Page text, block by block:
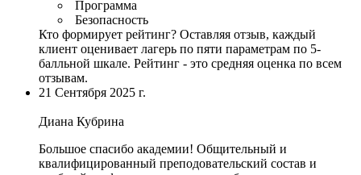
Программа
Безопасность
Кто формирует рейтинг? Оставляя отзыв, каждый
клиент оценивает лагерь по пяти параметрам по 5-
балльной шкале. Рейтинг - это средняя оценка по всем
отзывам.
21 Сентября 2025 г.
Диана Кубрина
Большое спасибо академии! Общительный и
квалифицированный преподовательский состав и